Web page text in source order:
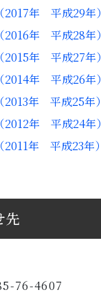
2017年 平成29年）
2016年 平成28年）
2015年 平成27年）
2014年 平成26年）
2013年 平成25年）
2012年 平成24年）
2011年 平成23年）
先
76-4607